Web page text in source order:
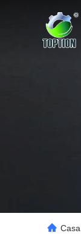
Casa